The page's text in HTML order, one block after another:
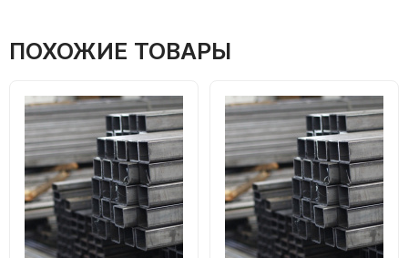
ПОХОЖИЕ ТОВАРЫ